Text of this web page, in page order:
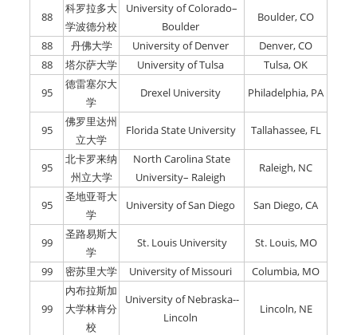
88
科罗拉多大
学波德分校
University of Colorado–
Boulder
Boulder, CO
88
丹佛大学 University of Denver
Denver, CO
88
塔尔萨大学 University of Tulsa
Tulsa, OK
95
德雷塞尔大
学
Drexel University Philadelphia, PA
95
佛罗里达州
立大学
Florida State University Tallahassee, FL
95
北卡罗来纳
州立大学
North Carolina State
University– Raleigh
Raleigh, NC
95
圣地亚哥大
学
University of San Diego San Diego, CA
99
圣路易斯大
学
St. Louis University
St. Louis, MO
99
密苏里大学 University of Missouri Columbia, MO
99
内布拉斯加
大学林肯分
校
University of Nebraska--
Lincoln
Lincoln, NE